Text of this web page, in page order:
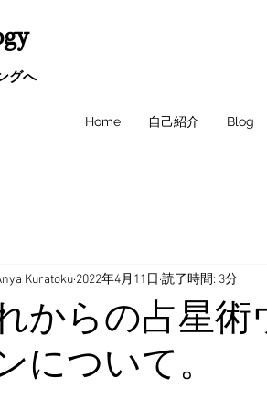
グへ
Home 自己紹介 Blog
からの占星
について。
Kuratoku 2022年4月11日 読了時間: 3分